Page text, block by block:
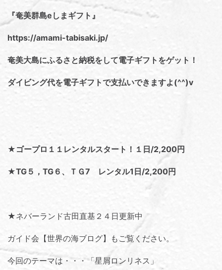
『奄美群島eしまギフト』
https://amami-tabisaki.jp/
奄美大島にふるさと納税をして電子ギフトをゲット！
ダイビング代を電子ギフトで支払いできますよ(^^)v
★ゴープロ１１レンタルスタート！１日/2,200円
★TG５，TG６、ＴＧ7 レンタル1日/2,200円
★ネバーランド古田直基２４日更新中
ガイド会【世界の海ブログ】 もご覧ください。
今回のテーマは・・・「星屑ロンリネス 」